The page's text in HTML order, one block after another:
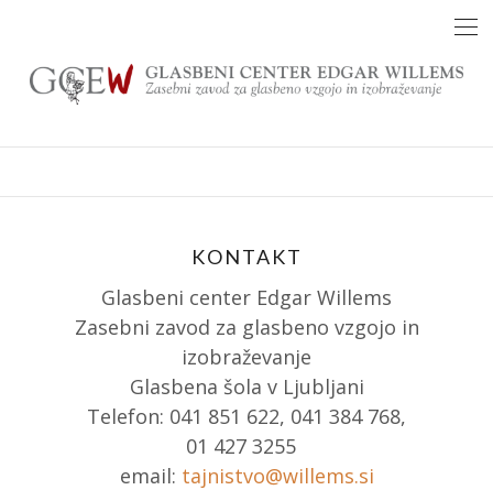
content
KONTAKT
Glasbeni center Edgar Willems
Zasebni zavod za glasbeno vzgojo in
izobraževanje
Glasbena šola v Ljubljani
Telefon: 041 851 622, 041 384 768,
01 427 3255
email: tajnistvo@willems.si